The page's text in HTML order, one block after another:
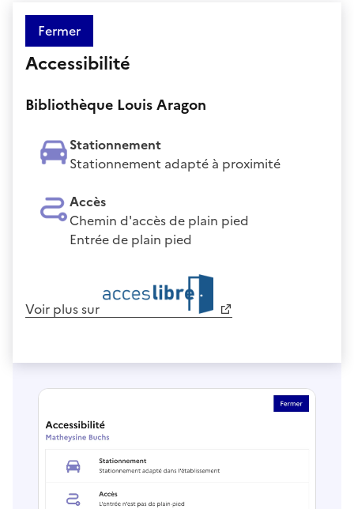
Fermer
Accessibilité
Bibliothèque Louis Aragon
Stationnement
Stationnement adapté à proximité
Accès
Chemin d'accès de plain pied
Entrée de plain pied
Voir plus sur